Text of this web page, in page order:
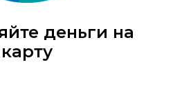
деньги на
карту